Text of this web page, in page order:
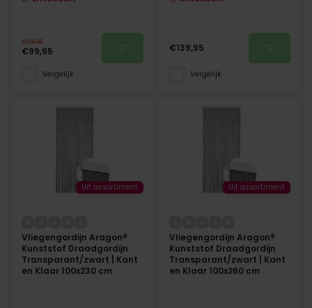
€129,95
€99,95
Vergelijk
€139,95
Vergelijk
Uit assortiment
Vliegengordijn Aragon®
Kunststof Draadgordijn
Transparant/zwart | Kant
en Klaar 100x230 cm
Uit assortiment
Vliegengordijn Aragon®
Kunststof Draadgordijn
Transparant/zwart | Kant
en Klaar 100x260 cm